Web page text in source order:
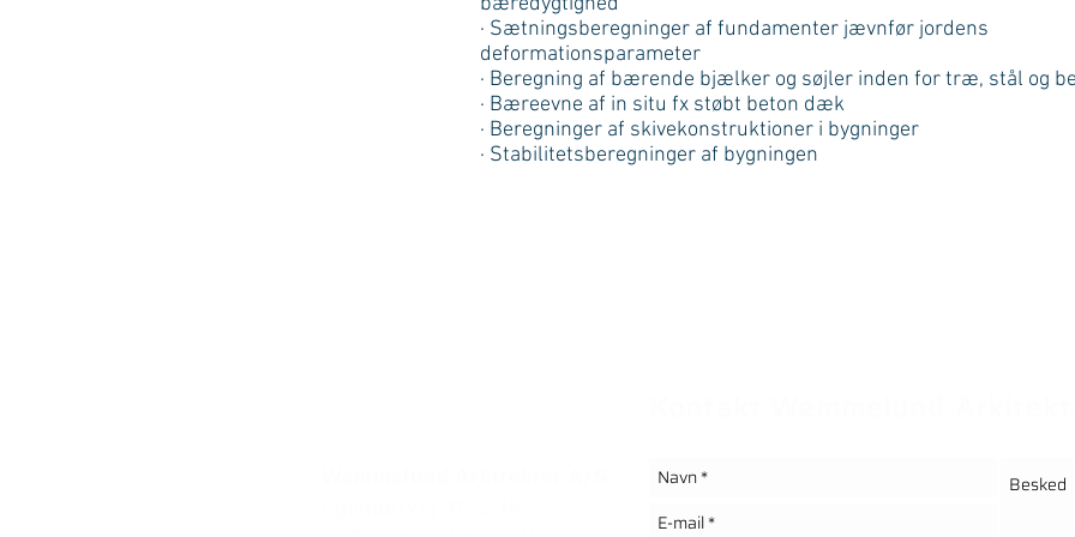
· Sætningsberegninger af fundamenter jævnfør jordens
deformationsparameter
· Beregning af bærende bjælker og søjler inden for træ, stål og
· Bæreevne af in situ fx støbt beton dæk
· Beregninger af skivekonstruktioner i bygninger
· Stabilitetsberegninger af bygningen